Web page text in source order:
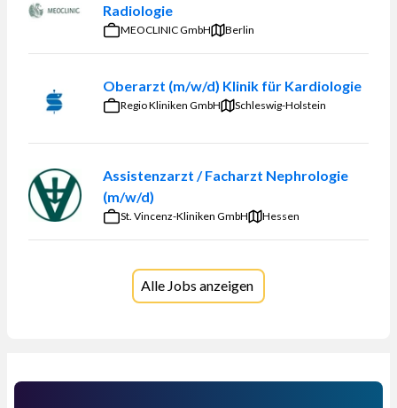
Radiologie
MEOCLINIC GmbH Berlin
Oberarzt (m/w/d) Klinik für Kardiologie
Regio Kliniken GmbH Schleswig-Holstein
Assistenzarzt / Facharzt Nephrologie
(m/w/d)
St. Vincenz-Kliniken GmbH Hessen
Alle Jobs anzeigen